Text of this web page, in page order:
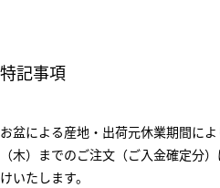
特記事項
お盆による産地・出荷元休業期間に
（木）までのご注文（ご入金確定分
けいたします。